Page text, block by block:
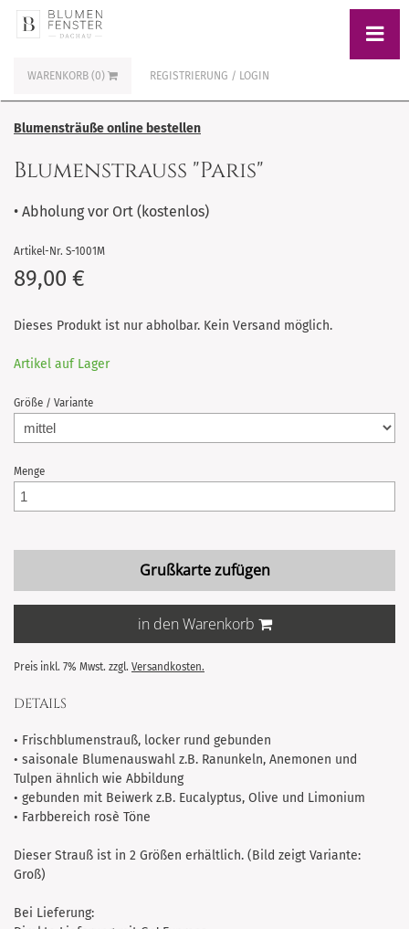
WARENKORB (0) REGISTRIERUNG / LOGIN
Blumensträuße online bestellen
Blumenstrauß "Paris"
• Abholung vor Ort (kostenlos)
Artikel-Nr. S-1001M
89,00 €
Dieses Produkt ist nur abholbar. Kein Versand möglich.
Artikel auf Lager
Größe / Variante
Menge
Grußkarte zufügen
in den Warenkorb
Preis inkl. 7% Mwst. zzgl. Versandkosten.
DETAILS
• Frischblumenstrauß, locker rund gebunden
• saisonale Blumenauswahl z.B. Ranunkeln, Anemonen und
Tulpen ähnlich wie Abbildung
• gebunden mit Beiwerk z.B. Eucalyptus, Olive und Limonium
• Farbbereich rosè Töne
Dieser Strauß ist in 2 Größen erhältlich. (Bild zeigt Variante:
Groß)
Bei Lieferung: